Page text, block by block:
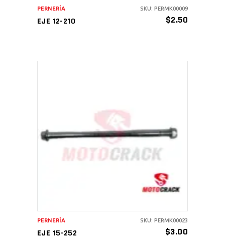
EJE 12-210 $2.50
PERNERÍA SKU: PERMK00009
AÑADIR AL CARRITO
EJE 15-252 $3.00
PERNERÍA SKU: PERMK00023